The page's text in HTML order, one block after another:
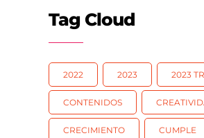
Tag Cloud
2022 2023 2023
CONTENIDOS
CRECIMIENTO CUMPLE